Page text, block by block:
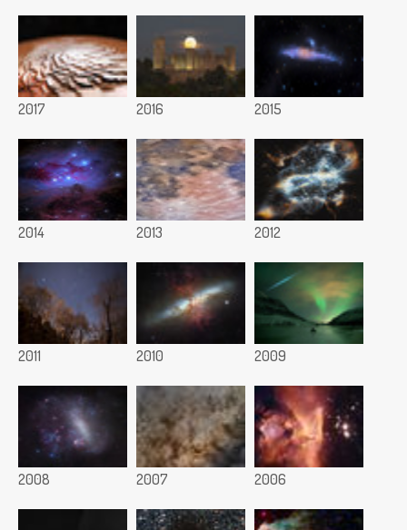
2017 2016 2015
2014 2013 2012
2011 2010 2009
2008 2007 2006